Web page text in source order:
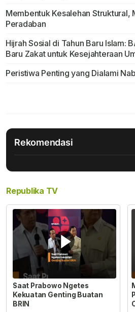
Membentuk Kesalehan Struktural,
Peradaban
Hijrah Sosial di Tahun Baru Islam:
Baru Zakat untuk Kesejahteraan
Peristiwa Penting yang Dialami
Rekomendasi
Republika TV
Saat Prabowo Ngetes
Kekuatan Genting Buatan
BRIN